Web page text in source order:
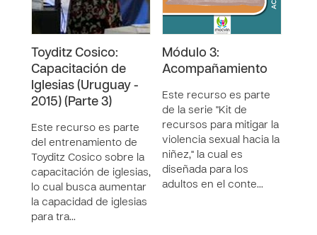
Toyditz Cosico:
Capacitación de
Iglesias (Uruguay -
2015) (Parte 3)
Este recurso es parte
del entrenamiento de
Toyditz Cosico sobre la
capacitación de iglesias,
lo cual busca aumentar
la capacidad de iglesias
para tra…
Módulo 3:
Acompañamiento
Este recurso es parte
de la serie "Kit de
recursos para mitigar la
violencia sexual hacia la
niñez," la cual es
diseñada para los
adultos en el conte…